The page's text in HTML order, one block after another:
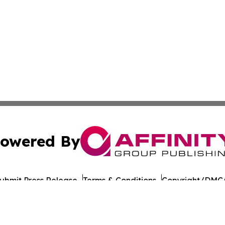
By
Press Release Terms & Conditions Copyright/